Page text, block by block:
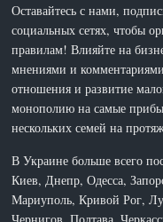
Оставайтесь с нами,
социальных сетях, чтобы
правилам! Влияйте на
мнениями и
отношения и развитие
монополию на самые
нескольких семей на
В Украине больше всего
Киев, Днепр, Одесса,
Мариуполь, Кривой Рог,